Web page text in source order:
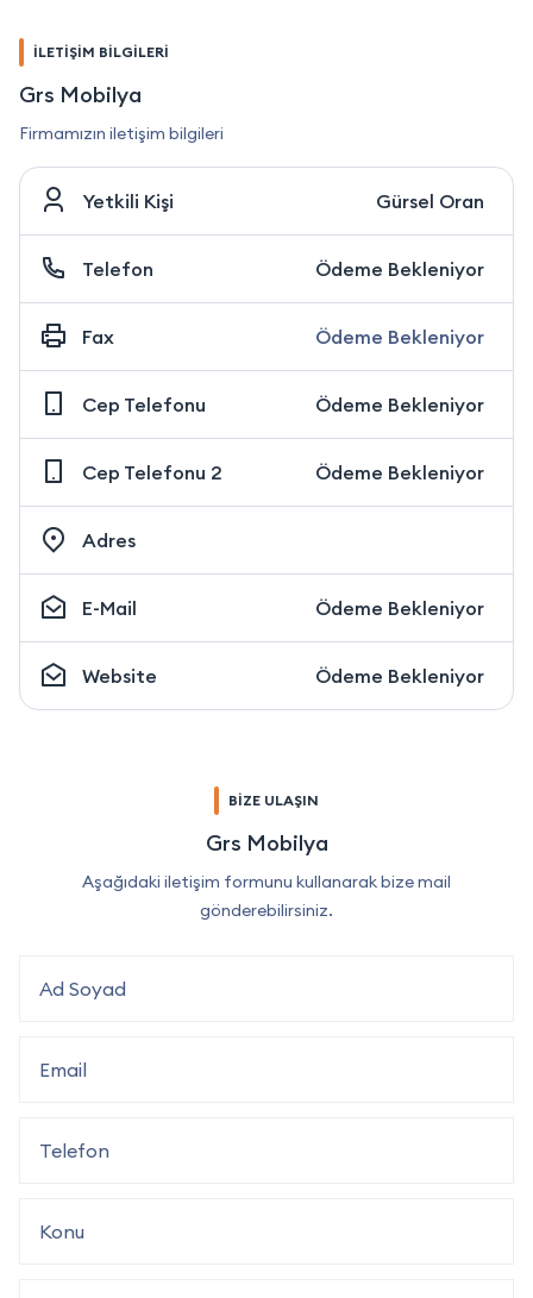
İLETİŞİM BİLGİLERİ
Grs Mobilya
Firmamızın iletişim bilgileri
Yetkili Kişi Gürsel Oran
Telefon Ödeme Bekleniyor
Fax Ödeme Bekleniyor
Cep Telefonu Ödeme Bekleniyor
Cep Telefonu 2 Ödeme Bekleniyor
Adres
E-Mail Ödeme Bekleniyor
Website Ödeme Bekleniyor
BİZE ULAŞIN
Grs Mobilya
Aşağıdaki iletişim formunu kullanarak bize mail
gönderebilirsiniz.